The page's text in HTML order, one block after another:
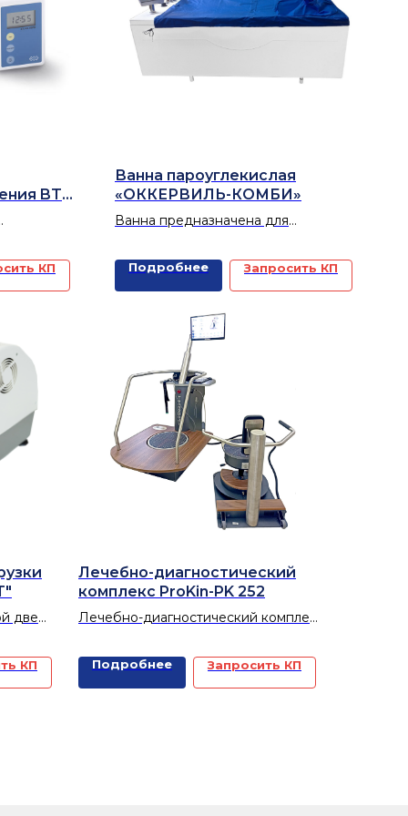
BTL-
КП
Ванна пароуглекислая
«ОККЕРВИЛЬ-КОМБИ»
Ванна предназначена для
процедур
Подробнее Запросить КП
две
и
бег.
КП
Лечебно-диагностический
комплекс ProKin-PK 252
Лечебно-диагностический комплекс
обратной связью (БОС) для лечения
последствий заболеваний и
повреждений опорно-двигательного
Подробнее Запросить КП